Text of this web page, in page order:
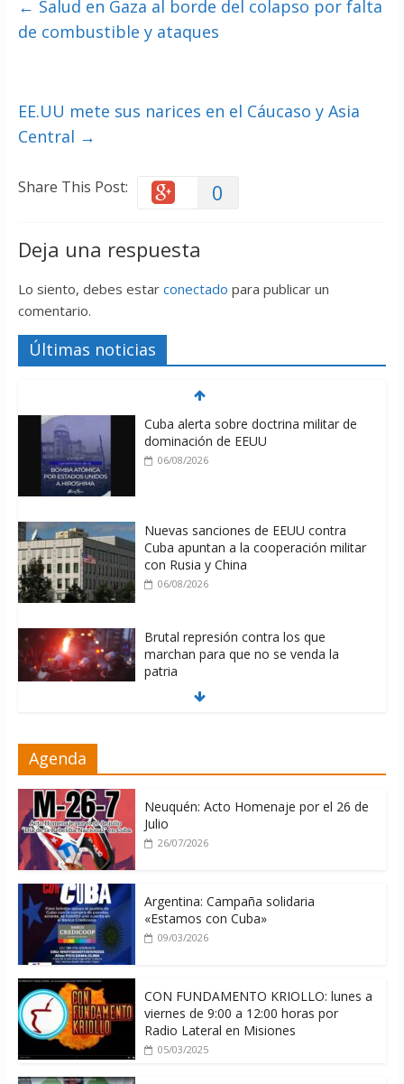
← Salud en Gaza al borde del colapso por falta
de combustible y ataques
EE.UU mete sus narices en el Cáucaso y Asia
Central →
Share This Post: 0
Deja una respuesta
Lo siento, debes estar conectado para publicar un
comentario.
Últimas noticias
Cuba alerta sobre doctrina militar de
dominación de EEUU
06/08/2026
Nuevas sanciones de EEUU contra
Cuba apuntan a la cooperación militar
con Rusia y China
06/08/2026
Brutal represión contra los que
marchan para que no se venda la
patria
06/08/2026
06/08/2026
Agenda
Neuquén: Acto Homenaje por el 26 de
Julio
26/07/2026
Argentina: Campaña solidaria
«Estamos con Cuba»
09/03/2026
CON FUNDAMENTO KRIOLLO: lunes a
viernes de 9:00 a 12:00 horas por
Radio Lateral en Misiones
05/03/2025